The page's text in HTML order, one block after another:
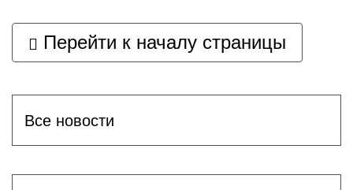
Перейти к началу страницы
Все новости